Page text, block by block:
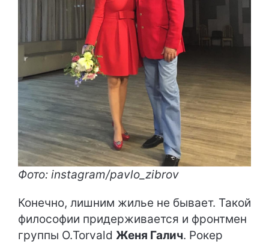
Фото: instagram/pavlo_zibrov
Конечно, лишним жилье не бывает. Такой
философии придерживается и фронтмен
группы О.Torvald Женя Галич. Рокер